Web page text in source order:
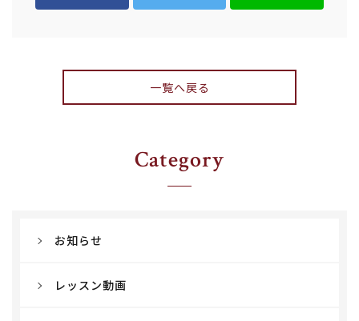
一覧へ戻る
Category
お知らせ
レッスン動画